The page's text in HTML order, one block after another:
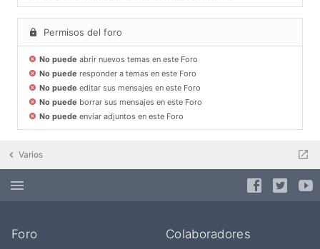
Permisos del foro
No puede abrir nuevos temas en este Foro
No puede responder a temas en este Foro
No puede editar sus mensajes en este Foro
No puede borrar sus mensajes en este Foro
No puede enviar adjuntos en este Foro
Varios
Foro Colaboradores